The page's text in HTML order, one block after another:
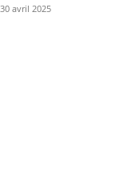
30 avril 2025